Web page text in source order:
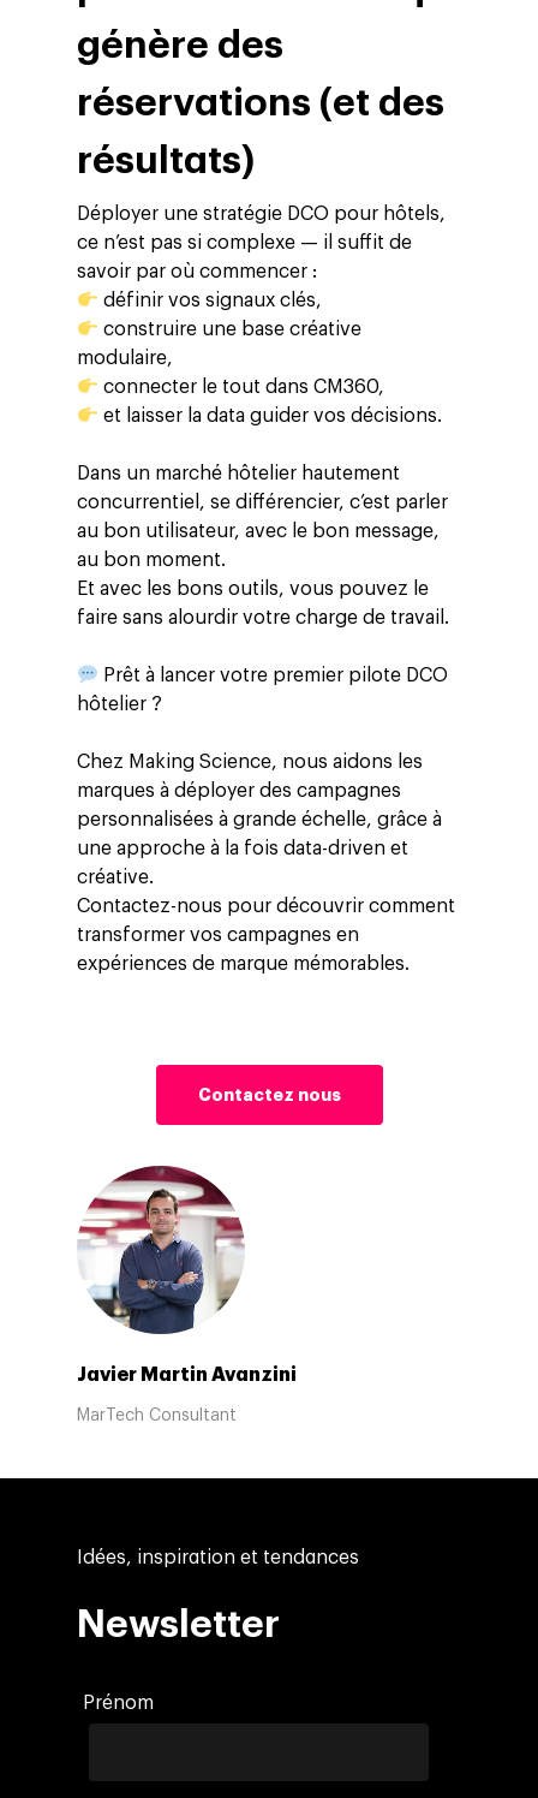
Javier Martin Avanzini
MarTech Consultant
génère des
réservations (et des
résultats)
Déployer une stratégie DCO pour hôtels,
ce n’est pas si complexe — il suffit de
savoir par où commencer :
définir vos signaux clés,
construire une base créative
modulaire,
connecter le tout dans CM360,
et laisser la data guider vos décisions.
Dans un marché hôtelier hautement
concurrentiel, se différencier, c’est parler
au bon utilisateur, avec le bon message,
au bon moment.
Et avec les bons outils, vous pouvez le
faire sans alourdir votre charge de travail.
Prêt à lancer votre premier pilote DCO
hôtelier ?
Chez Making Science, nous aidons les
marques à déployer des campagnes
personnalisées à grande échelle, grâce à
une approche à la fois data-driven et
créative.
Contactez-nous pour découvrir comment
transformer vos campagnes en
expériences de marque mémorables.
Contactez nous
Idées, inspiration et tendances
Newsletter
Prénom